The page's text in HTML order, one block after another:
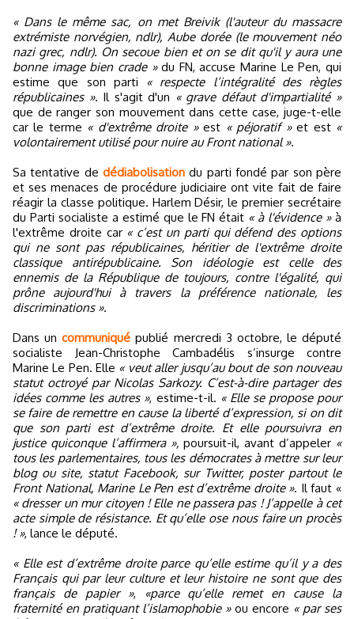
« Dans le même sac, on met Breivik (l'auteur du massacre
extrémiste norvégien, ndlr), Aube dorée (le mouvement néo
nazi grec, ndlr). On secoue bien et on se dit qu'il y aura une
bonne image bien crade »du FN, accuse Marine Le Pen, qui
estime que son parti
« respecte l’intégralité des règles
républicaines ». Il s'agit d'un « grave défaut d'impartialité »
que de ranger son mouvement dans cette case, juge-t-elle
car le terme « d'extrême droite »est « péjoratif »et est «
volontairement utilisé pour nuire au Front national ».
Sa tentative de dédiabolisation du parti fondé par son père
et ses menaces de procédure judiciaire ont vite fait de faire
réagir la classe politique. Harlem Désir, le premier secrétaire
du Parti socialiste a estimé que le FN était « à l'évidence »à
l'extrême droite car « c’est un parti qui défend des options
qui ne sont pas républicaines, héritier de l'extrême droite
classique antirépublicaine. Son idéologie est celle des
ennemis de la République de toujours, contre l'égalité, qui
prône aujourd'hui à travers la préférence nationale, les
discriminations ».
Dans uncommuniqué publié mercredi 3 octobre, le député
socialiste Jean-Christophe Cambadélis s’insurge contre
Marine Le Pen. Elle « veut aller jusqu’au bout de son nouveau
statut octroyé par Nicolas Sarkozy. C’est-à-dire partager des
idées comme les autres », estime-t-il. « Elle se propose pour
se faire de remettre en cause la liberté d’expression, si on dit
que son parti est d’extrême droite. Et elle poursuivra en
justice quiconque l’affirmera », poursuit-il, avant d’appeler «
tous les parlementaires, tous les démocrates à mettre sur leur
blog ou site, statut Facebook, sur Twitter, poster partout le
Front National, Marine Le Pen est d’extrême droite ». Il faut «
« dresser un mur citoyen ! Elle ne passera pas ! J’appelle à cet
acte simple de résistance. Et qu’elle ose nous faire un procès
! », lance le député.
« Elle est d’extrême droite parce qu’elle estime qu’il y a des
Français qui par leur culture et leur histoire ne sont que des
français de papier », «parce qu’elle remet en cause la
fraternité en pratiquant l’islamophobie »ou encore « par ses